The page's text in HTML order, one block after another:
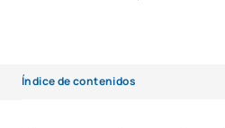
Índice de contenidos